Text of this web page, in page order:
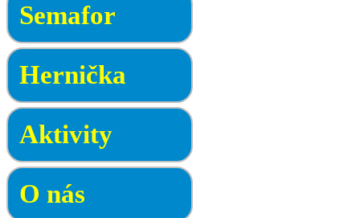
Semafor
Hernička
Aktivity
O nás